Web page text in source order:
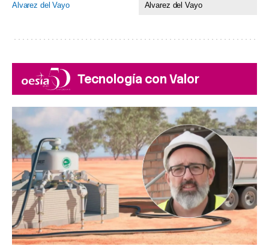
Alvarez del Vayo Alvarez del Vayo
Tecnología con Valor